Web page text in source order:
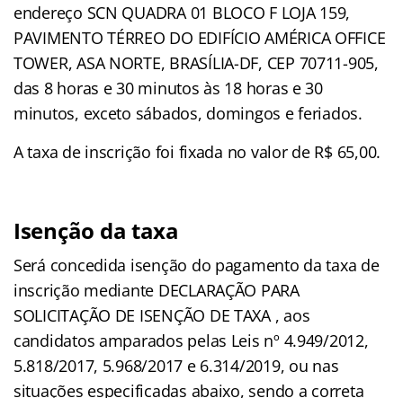
endereço SCN QUADRA 01 BLOCO F LOJA 159,
PAVIMENTO TÉRREO DO EDIFÍCIO AMÉRICA OFFICE
TOWER, ASA NORTE, BRASÍLIA-DF, CEP 70711-905,
das 8 horas e 30 minutos às 18 horas e 30
minutos, exceto sábados, domingos e feriados.
A taxa de inscrição foi fixada no valor de R$ 65,00.
Isenção da taxa
Será concedida isenção do pagamento da taxa de
inscrição mediante DECLARAÇÃO PARA
SOLICITAÇÃO DE ISENÇÃO DE TAXA , aos
candidatos amparados pelas Leis nº 4.949/2012,
5.818/2017, 5.968/2017 e 6.314/2019, ou nas
situações especificadas abaixo, sendo a correta